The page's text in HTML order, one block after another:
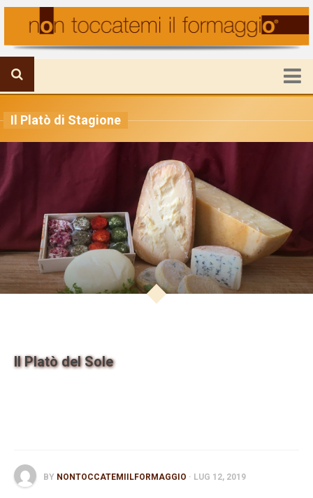
FORMAGGIO IN PRIMO PIANO
IL MONDO DELLA PRODUZIONE
VIAGGI E FORMAGGI
RICETTE E UTILITA’
ATTUALITA’
CHI SIAMO
Mission
Il Platò di Stagione
Il Platò del Sole
BY NONTOCCATEMIILFORMAGGIO · LUG 12, 2019